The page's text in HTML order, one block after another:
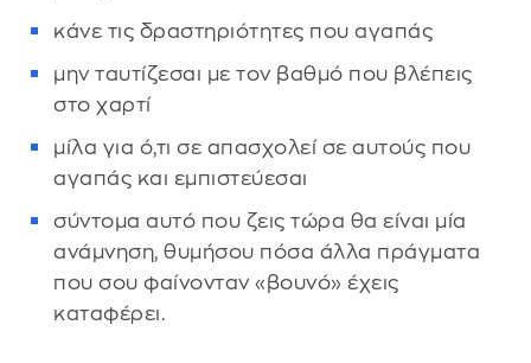
κάνε τις δραστηριότητες που αγαπάς
μην ταυτίζεσαι με τον βαθμό που βλέπεις
στο χαρτί
μίλα για ό,τι σε απασχολεί σε αυτούς που
αγαπάς και εμπιστεύεσαι
σύντομα αυτό που ζεις τώρα θα είναι μία
ανάμνηση, θυμήσου πόσα άλλα πράγματα
που σου φαίνονταν «βουνό» έχεις
καταφέρει.